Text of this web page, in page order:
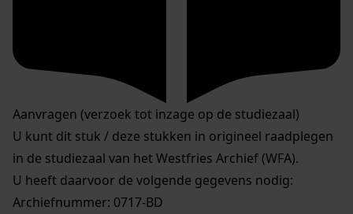
Aanvragen (verzoek tot inzage op de studiezaal)
U kunt dit stuk / deze stukken in origineel raadplegen
in de studiezaal van het Westfries Archief (WFA).
U heeft daarvoor de volgende gegevens nodig:
Archiefnummer: 0717-BD